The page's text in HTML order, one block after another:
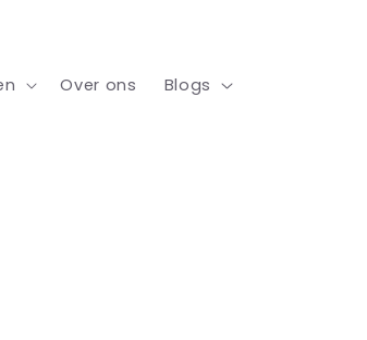
Over ons Blogs